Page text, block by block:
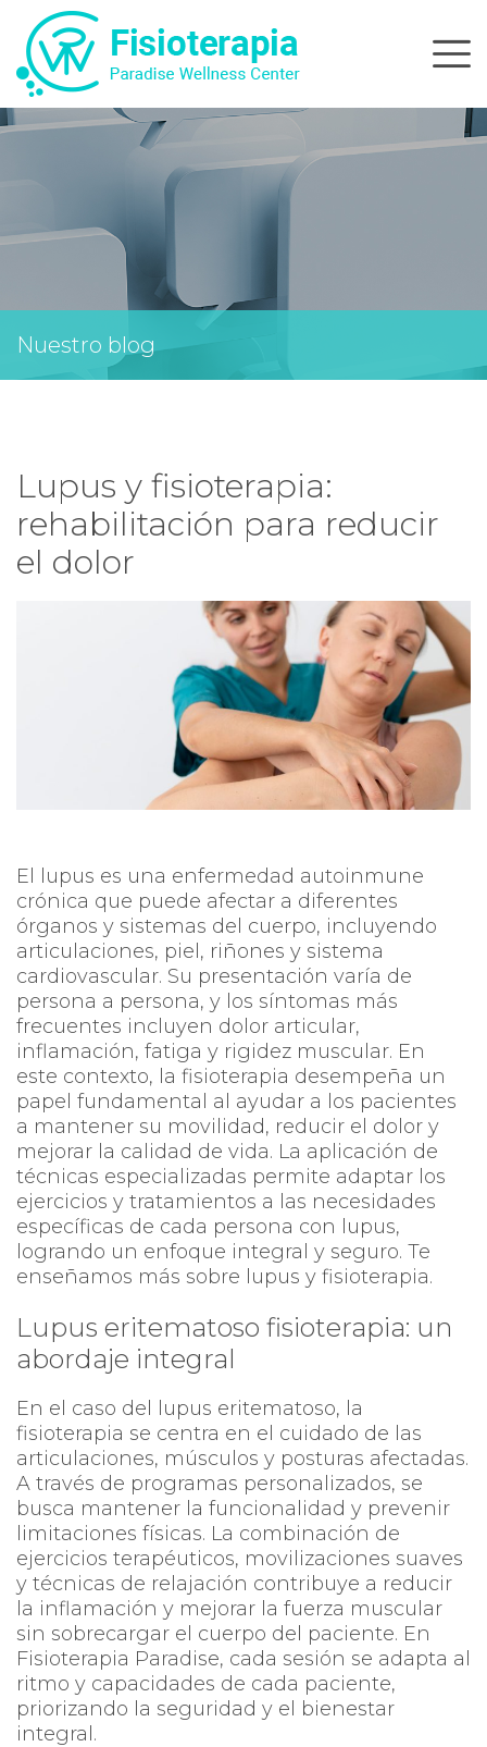
content
Nuestro blog
Lupus y fisioterapia:
rehabilitación para reducir
el dolor
El lupus es una enfermedad autoinmune
crónica que puede afectar a diferentes
órganos y sistemas del cuerpo, incluyendo
articulaciones, piel, riñones y sistema
cardiovascular. Su presentación varía de
persona a persona, y los síntomas más
frecuentes incluyen dolor articular,
inflamación, fatiga y rigidez muscular. En
este contexto, la fisioterapia desempeña un
papel fundamental al ayudar a los pacientes
a mantener su movilidad, reducir el dolor y
mejorar la calidad de vida. La aplicación de
técnicas especializadas permite adaptar los
ejercicios y tratamientos a las necesidades
específicas de cada persona con lupus,
logrando un enfoque integral y seguro. Te
enseñamos más sobre lupus y fisioterapia.
Lupus eritematoso fisioterapia: un
abordaje integral
En el caso del lupus eritematoso, la
fisioterapia se centra en el cuidado de las
articulaciones, músculos y posturas afectadas.
A través de programas personalizados, se
busca mantener la funcionalidad y prevenir
limitaciones físicas. La combinación de
ejercicios terapéuticos, movilizaciones suaves
y técnicas de relajación contribuye a reducir
la inflamación y mejorar la fuerza muscular
sin sobrecargar el cuerpo del paciente. En
Fisioterapia Paradise, cada sesión se adapta al
ritmo y capacidades de cada paciente,
priorizando la seguridad y el bienestar
integral.